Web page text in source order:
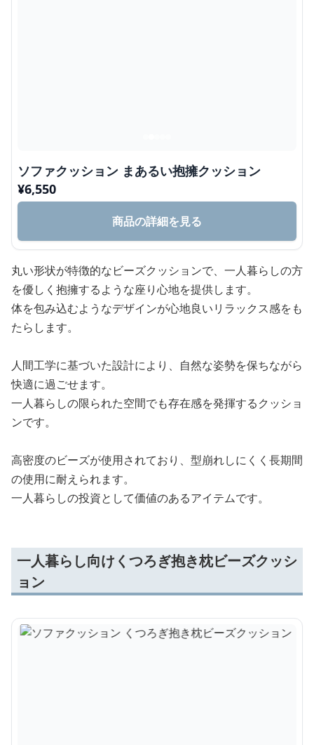
ソファクッション まあるい抱擁クッション
¥6,550
商品の詳細を見る
丸い形状が特徴的なビーズクッションで、一人暮らしの方
を優しく抱擁するような座り心地を提供します。
体を包み込むようなデザインが心地良いリラックス感をも
たらします。
人間工学に基づいた設計により、自然な姿勢を保ちながら
快適に過ごせます。
一人暮らしの限られた空間でも存在感を発揮するクッショ
ンです。
高密度のビーズが使用されており、型崩れしにくく長期間
の使用に耐えられます。
一人暮らしの投資として価値のあるアイテムです。
一人暮らし向けくつろぎ抱き枕ビーズクッシ
ョン